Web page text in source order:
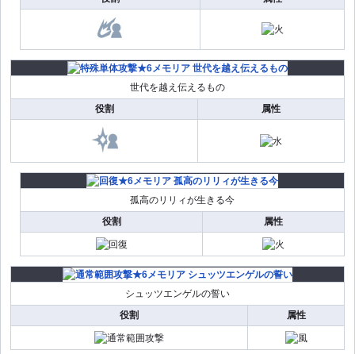
世代を越え伝えるもの
役割
属性
孤高のリリィが生きる今
役割
属性
シュッツエンゲルの誓い
役割
属性